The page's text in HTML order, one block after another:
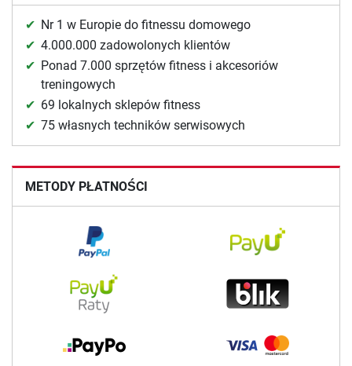
Nr 1 w Europie do fitnessu domowego
4.000.000 zadowolonych klientów
Ponad 7.000 sprzętów fitness i akcesoriów
treningowych
69 lokalnych sklepów fitness
75 własnych techników serwisowych
METODY PŁATNOŚCI